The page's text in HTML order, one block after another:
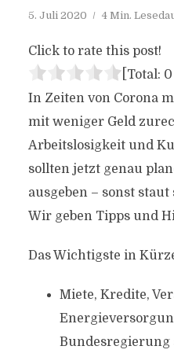
5. Juli 2020 4 Min.
Click to rate this post!
[Total: 0
In Zeiten von Corona
mit weniger Geld
Arbeitslosigkeit und
sollten jetzt genau
ausgeben – sonst
Wir geben Tipps und
Das Wichtigste in
Miete, Kredite,
Bundesregierung